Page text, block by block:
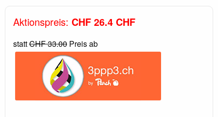
Aktionspreis: CHF 26.4 CHF
stattCHF 33.00 Preis ab